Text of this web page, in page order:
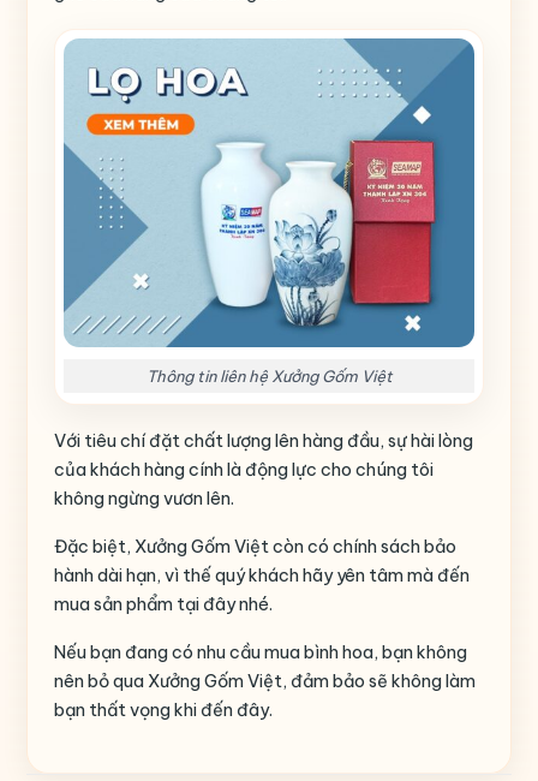
Thông tin liên hệ Xưởng Gốm Việt
Với tiêu chí đặt chất lượng lên hàng đầu, sự hài lòng
của khách hàng cính là động lực cho chúng tôi
không ngừng vươn lên.
Đặc biệt, Xưởng Gốm Việt còn có chính sách bảo
hành dài hạn, vì thế quý khách hãy yên tâm mà đến
mua sản phẩm tại đây nhé.
Nếu bạn đang có nhu cầu mua bình hoa, bạn không
nên bỏ qua Xưởng Gốm Việt, đảm bảo sẽ không làm
bạn thất vọng khi đến đây.